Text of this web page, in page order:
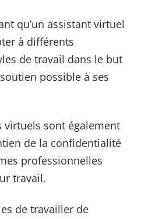
qu’un assistant virtuel
à différents
de travail dans le but
possible à ses
virtuels sont également
de la confidentialité
professionnelles
travail.
de travailler de